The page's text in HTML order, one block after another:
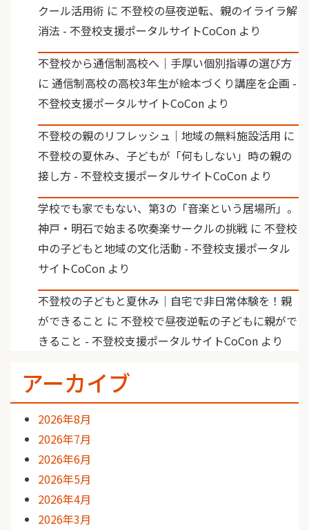
クール活用術 に 不登校の昼夜逆転、親のイライラ解
消法 - 不登校支援ポータルサイトCoCon より
不登校から通信制高校へ｜手厚い個別指導の選び方
に 通信制高校の高校3年生が絵本づくり講座を企画 -
不登校支援ポータルサイトCoCon より
不登校の親のリフレッシュ｜地域の無料施設活用 に
不登校の夏休み、子どもが「何もしない」時の親の
接し方 - 不登校支援ポータルサイトCoCon より
学校でも家でもない、第3の「音楽という居場所」。
神戸・明石で始まる吹奏楽サークルの挑戦 に 不登校
中の子どもと地域の文化活動 - 不登校支援ポータル
サイトCoCon より
不登校の子どもと夏休み｜自宅で非日常体験を！親
ができること に 不登校で昼夜逆転の子どもに親がで
きること - 不登校支援ポータルサイトCoCon より
アーカイブ
2026年8月
2026年7月
2026年6月
2026年5月
2026年4月
2026年3月